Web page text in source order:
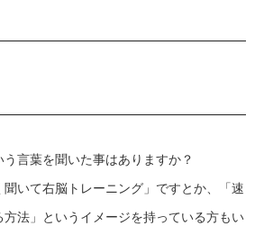
う言葉を聞いた事はありますか？
いて右脳トレーニング」ですとか、「速
法」というイメージを持っている方もい